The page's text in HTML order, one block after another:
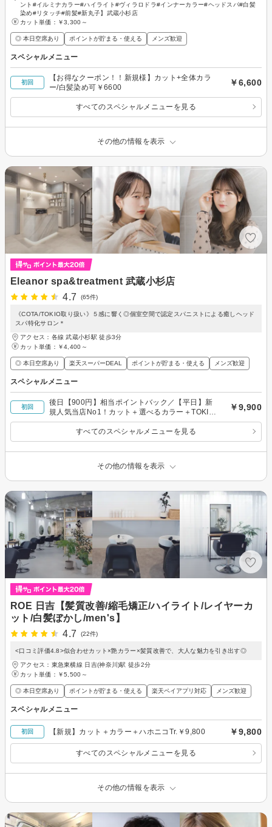
ント#イルミナカラー#ハイライト#ヴィラロドラ#インナーカラー#ヘッドスパ#白髪
染め#リタッチ#前髪#新丸子】武蔵小杉店
カット単価： ￥3,300～
◎ 本日空席あり ポイントが貯まる・使える メンズ歓迎
スペシャルメニュー
初回
【お得なクーポン！！新規様】カット+全体カラ
ー/白髪染め可￥6600
￥6,600
すべてのスペシャルメニューを見る
その他の情報を表示
Eleanor spa&treatment 武蔵小杉店
4.7
(65件)
《COTA/TOKIO取り扱い》５感に響く◎個室空間で認定スパニストによる癒しヘッド
スパ特化サロン＊
アクセス：各線 武蔵小杉駅 徒歩3分
カット単価： ￥4,400～
◎ 本日空席あり 楽天スーパーDEAL ポイントが貯まる・使える メンズ歓迎
スペシャルメニュー
初回
後日【900円】相当ポイントバック／【平日】新
規人気当店No1！カット＋選べるカラー＋TOKIO
トリートメント
￥9,900
すべてのスペシャルメニューを見る
その他の情報を表示
ROE 日吉【髪質改善/縮毛矯正/ハイライト/レイヤーカ
ット/白髪ぼかし/men's】
4.7
(22件)
<口コミ評価4.8>似合わせカット×艶カラー×髪質改善で、大人な魅力を引き出す◎
アクセス：東急東横線 日吉(神奈川)駅 徒歩2分
カット単価： ￥5,500～
◎ 本日空席あり ポイントが貯まる・使える 楽天ペイアプリ対応 メンズ歓迎
スペシャルメニュー
初回 【新規】カット＋カラー＋ハホニコTr.￥9,800 ￥9,800
すべてのスペシャルメニューを見る
その他の情報を表示